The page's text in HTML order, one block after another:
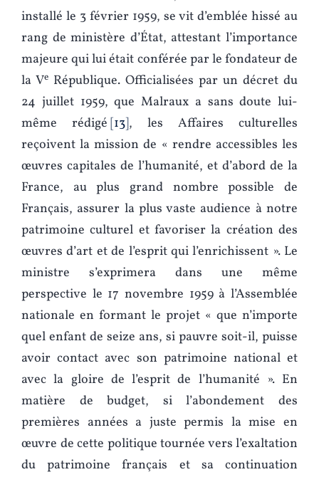
installé le 3 février 1959, se vit d’emblée hissé au
rang de ministère d’État, attestant l’importance
majeure qui lui était conférée par le fondateur de
la Ve République. Officialisées par un décret du
24 juillet 1959, que Malraux a sans doute lui-
même rédigé 13 , les Affaires culturelles
reçoivent la mission de « rendre accessibles les
œuvres capitales de l’humanité, et d’abord de la
France, au plus grand nombre possible de
Français, assurer la plus vaste audience à notre
patrimoine culturel et favoriser la création des
œuvres d’art et de l’esprit qui l’enrichissent ». Le
ministre s’exprimera dans une même
perspective le 17 novembre 1959 à l’Assemblée
nationale en formant le projet « que n’importe
quel enfant de seize ans, si pauvre soit-il, puisse
avoir contact avec son patrimoine national et
avec la gloire de l’esprit de l’humanité ». En
matière de budget, si l’abondement des
premières années a juste permis la mise en
œuvre de cette politique tournée vers l’exaltation
du patrimoine français et sa continuation